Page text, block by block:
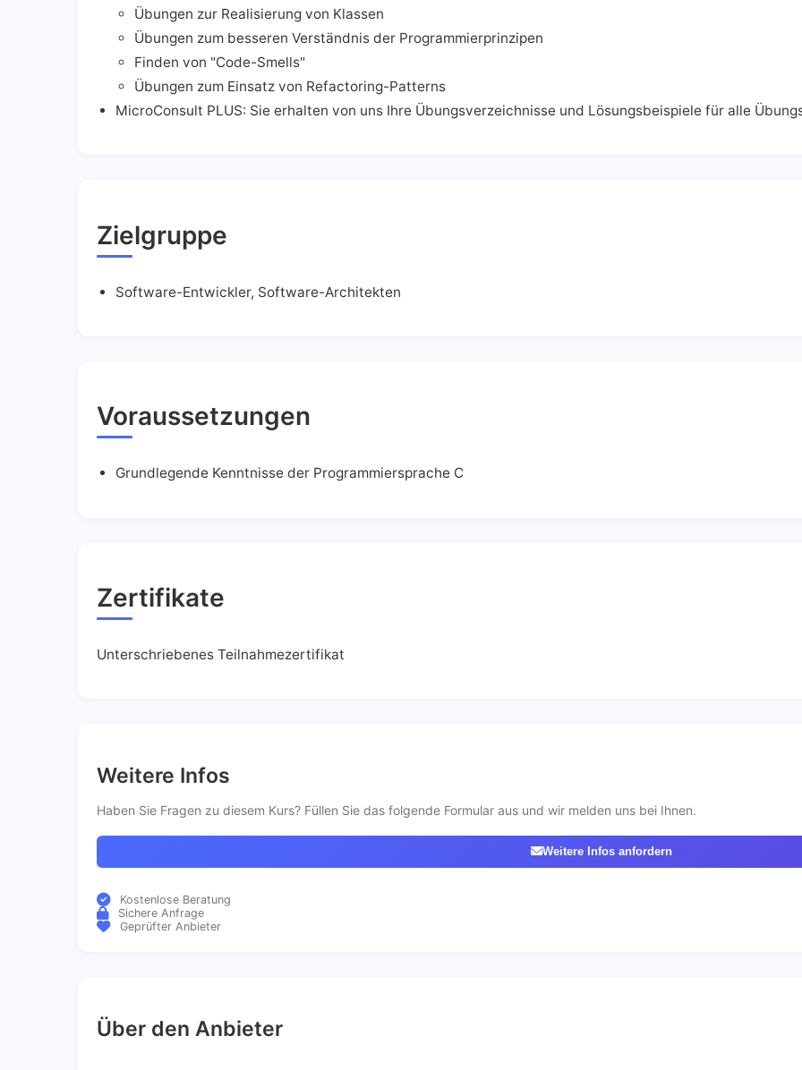
Übungen zur Realisierung von Klassen
Übungen zum besseren Verständnis der Programmierprinzipen
Finden von "Code-Smells"
Übungen zum Einsatz von Refactoring-Patterns
MicroConsult PLUS: Sie erhalten von uns Ihre Übungsverzeichnisse und Lösungsbeispiele für alle
Zielgruppe
Software-Entwickler, Software-Architekten
Voraussetzungen
Grundlegende Kenntnisse der Programmiersprache C
Zertifikate
Unterschriebenes Teilnahmezertifikat
Weitere Infos
Haben Sie Fragen zu diesem Kurs? Füllen Sie das folgende Formular aus und wir melden uns bei Ihnen.
Weitere Infos anfordern
Kostenlose Beratung
Sichere Anfrage
Geprüfter Anbieter
Über den Anbieter